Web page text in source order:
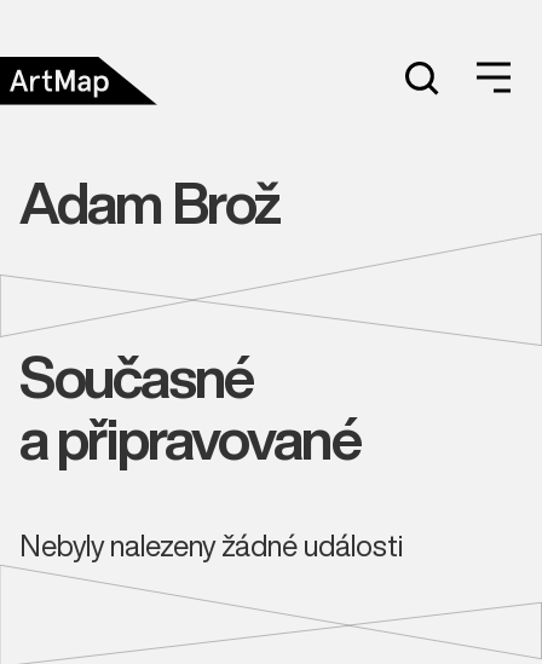
Adam Brož
Současné
a připravované
Nebyly nalezeny žádné události